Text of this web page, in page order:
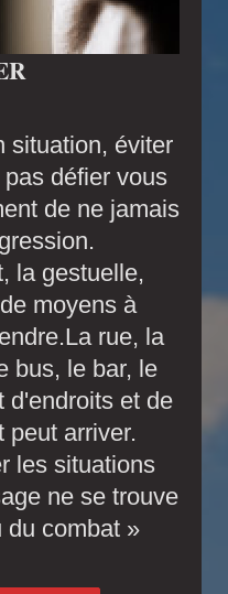
situation, éviter
défier vous
de ne jamais
la gestuelle,
moyens à
rue, la
bus, le bar, le
d'endroits et de
peut arriver.
les situations
ne se trouve
du combat »